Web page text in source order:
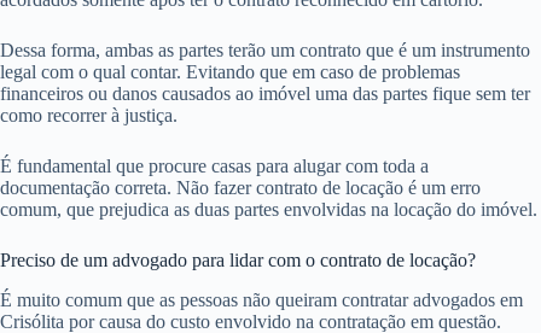
Dessa forma, ambas as partes terão um contrato que é um instrumento
legal com o qual contar. Evitando que em caso de problemas
financeiros ou danos causados ao imóvel uma das partes fique sem ter
como recorrer à justiça.
É fundamental que procure casas para alugar com toda a
documentação correta. Não fazer contrato de locação é um erro
comum, que prejudica as duas partes envolvidas na locação do imóvel.
Preciso de um advogado para lidar com o contrato de locação?
É muito comum que as pessoas não queiram contratar advogados em
Crisólita por causa do custo envolvido na contratação em questão.